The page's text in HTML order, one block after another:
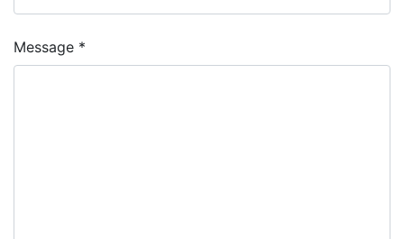
Message *